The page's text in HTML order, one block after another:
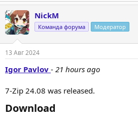
NickM
Команда форума Модератор
13 Авг 2024
Igor Pavlov - 21 hours ago
7-Zip 24.08 was released.
Download​